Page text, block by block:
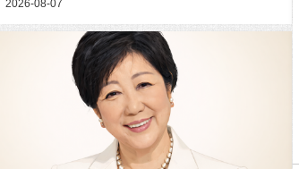
2026-08-07